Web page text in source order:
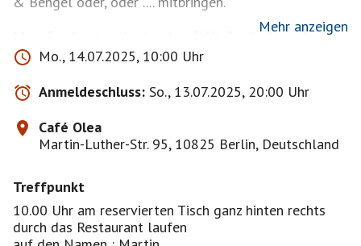
Mein Spieleschrank ist gut gefüllt. Ihr dürft auch
Wünsche äußern oder selbst etwas mitbringen. (Skat
und Doppelkopf und Schach ausgenommen)
Bitte um eine Notiz auf die Pinnwand, damit ich das
Spiel nicht auch einpacke !
Mein Vorschlag ist :
Wir bilden 2 Gruppen a 4 Personen, Spiel oder Spieler
Und dann habe ich noch einen Wunsch : Bitte
besprecht vor Spielbeginn die Spielregeln, damit es
nicht zu Konflikten kommt, wir wollen doch Spaß
haben...
Mehr anzeigen
Mo., 14.07.2025, 10:00 Uhr
Anmeldeschluss: So., 13.07.2025, 20:00 Uhr
Café Olea
Martin-Luther-Str. 95, 10825 Berlin, Deutschland
Treffpunkt
10.00 Uhr am reservierten Tisch ganz hinten rechts
durch das Restaurant laufen